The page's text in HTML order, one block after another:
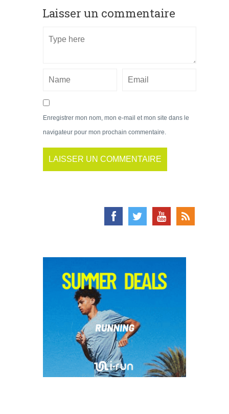
Laisser un commentaire
Enregistrer mon nom, mon e-mail et mon site dans le
navigateur pour mon prochain commentaire.